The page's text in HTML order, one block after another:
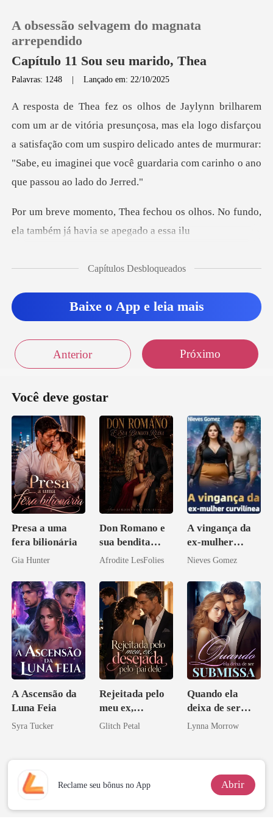
Loja
Histórico
Baixar App
A obsessão selvagem do magnata
arrependido
Capítulo 11 Sou seu marido, Thea
Palavras: 1248 |Lançado em: 22/10/2025
a, mas ela logo disfarçou
a satisfação com um suspiro delicado antes de murmurar:
"
ou os olhos. No fundo,
ela tamb
Capítulos Desbloqueados
Baixe o App e leia mais
Anterior Próximo
Você deve gostar
Presa a uma
fera bilionária
Gia Hunter
Don Romano e
sua bendita
ruína
Afrodite LesFolies
A vingança da
ex-mulher
curvilínea
Nieves Gomez
A Ascensão da
Luna Feia
Syra Tucker
Rejeitada pelo
meu ex,
desejada pelo
Glitch Petal
Quando ela
deixa de ser
submissa
Lynna Morrow
Reclame seu bônus no App Abrir